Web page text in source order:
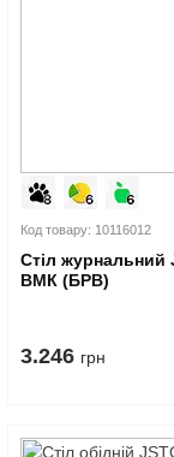
Код товару: 10116012
Стіл журнальний
ВМК (БРВ)
3.246 грн